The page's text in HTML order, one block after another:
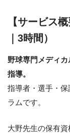
【サービス
｜3時間）
野球専門メディ
指導。
指導者・選手・
ラムです。
大野先生の保有資